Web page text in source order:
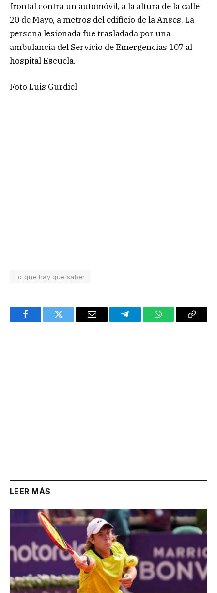
frontal contra un automóvil, a la altura de la calle
20 de Mayo, a metros del edificio de la Anses. La
persona lesionada fue trasladada por una
ambulancia del Servicio de Emergencias 107 al
hospital Escuela.
Foto Luis Gurdiel
Lo que hay que saber
FacebookTwitter Email TelegramWhatsAppCopy
LEER MÁS